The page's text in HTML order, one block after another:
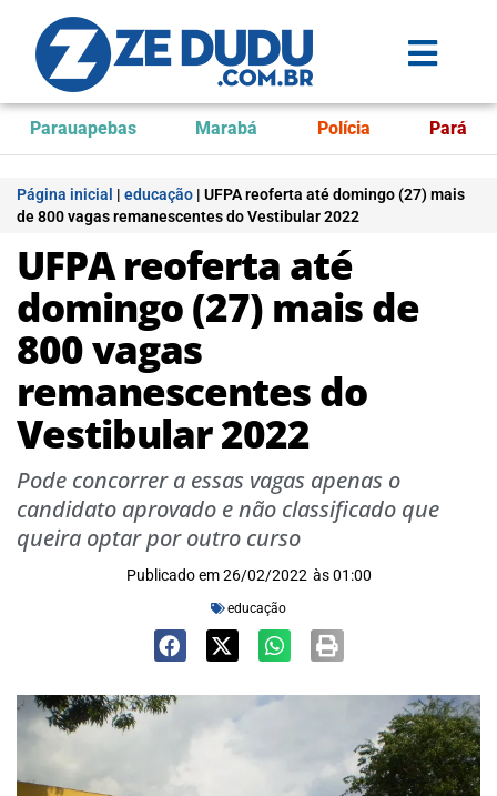
Parauapebas Marabá Polícia Pará
Página inicial | educação | UFPA reoferta até domingo (27) mais
de 800 vagas remanescentes do Vestibular 2022
UFPA reoferta até
domingo (27) mais de
800 vagas
remanescentes do
Vestibular 2022
Pode concorrer a essas vagas apenas o
candidato aprovado e não classificado que
queira optar por outro curso
Publicado em 26/02/2022 às 01:00
educação